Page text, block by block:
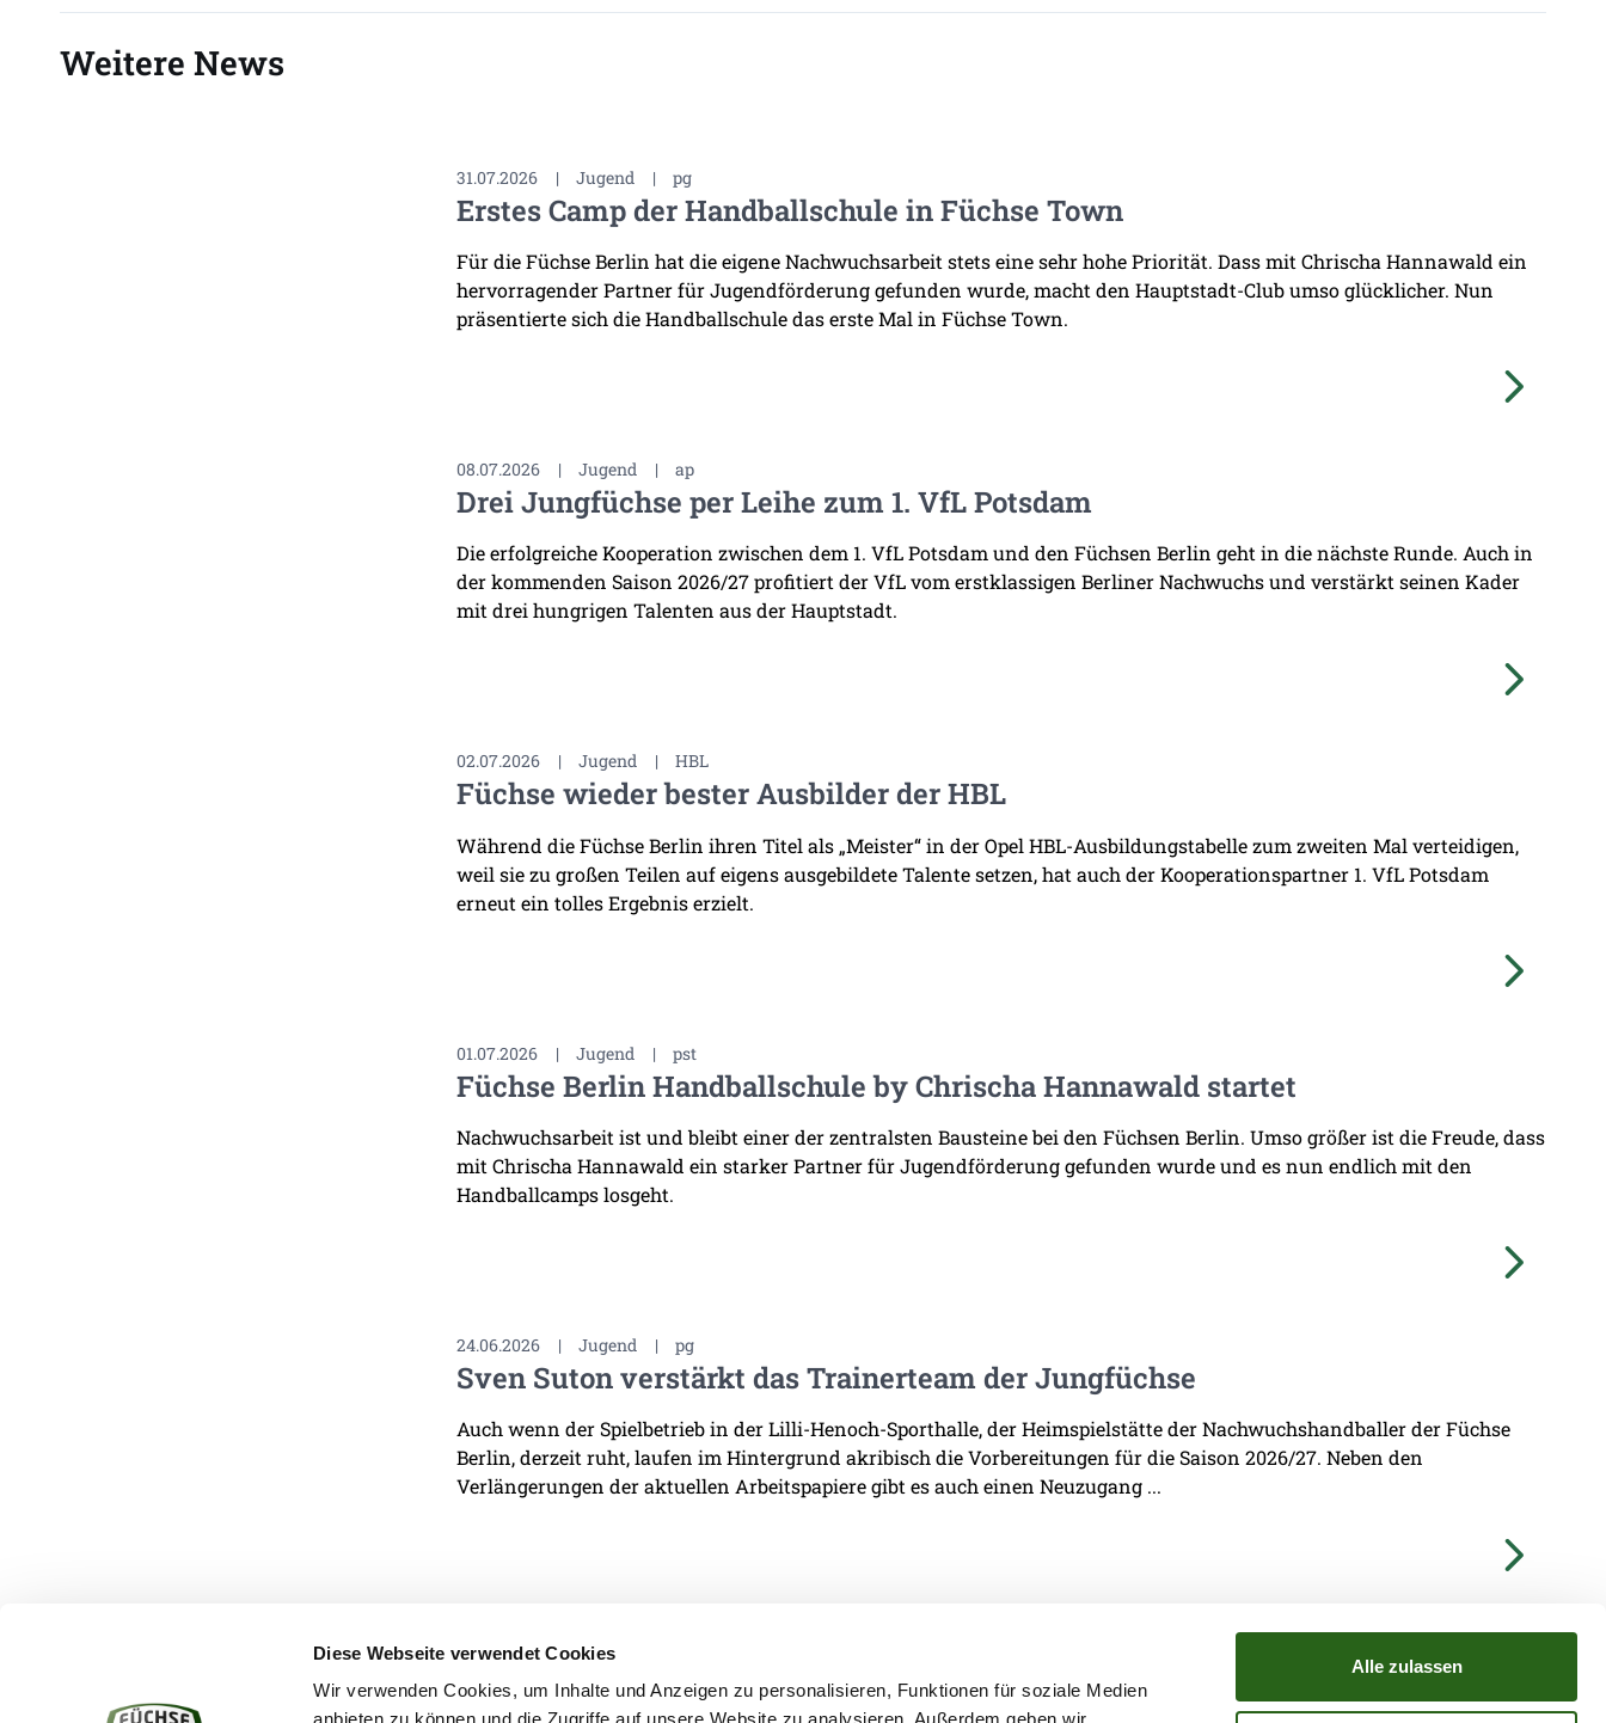
Diese Webseite verwendet Cookies
Wir verwenden Cookies, um Inhalte und Anzeigen zu personalisieren, Funktionen für soziale Medien
Alle zulassen
Weitere News
31.07.2026 | Jugend | pg
Erstes Camp der Handballschule in Füchse Town
Für die Füchse Berlin hat die eigene Nachwuchsarbeit stets eine sehr hohe Priorität. Dass mit Chrischa Hannawald ein
hervorragender Partner für Jugendförderung gefunden wurde, macht den Hauptstadt-Club umso glücklicher. Nun
präsentierte sich die Handballschule das erste Mal in Füchse Town.
08.07.2026 | Jugend | ap
Drei Jungfüchse per Leihe zum 1. VfL Potsdam
Die erfolgreiche Kooperation zwischen dem 1. VfL Potsdam und den Füchsen Berlin geht in die nächste Runde. Auch in
der kommenden Saison 2026/27 profitiert der VfL vom erstklassigen Berliner Nachwuchs und verstärkt seinen Kader
mit drei hungrigen Talenten aus der Hauptstadt.
02.07.2026 | Jugend | HBL
Füchse wieder bester Ausbilder der HBL
Während die Füchse Berlin ihren Titel als „Meister“ in der Opel HBL-Ausbildungstabelle zum zweiten Mal verteidigen,
weil sie zu großen Teilen auf eigens ausgebildete Talente setzen, hat auch der Kooperationspartner 1. VfL Potsdam
erneut ein tolles Ergebnis erzielt.
01.07.2026 | Jugend | pst
Füchse Berlin Handballschule by Chrischa Hannawald startet
Nachwuchsarbeit ist und bleibt einer der zentralsten Bausteine bei den Füchsen Berlin. Umso größer ist die Freude, dass
mit Chrischa Hannawald ein starker Partner für Jugendförderung gefunden wurde und es nun endlich mit den
Handballcamps losgeht.
24.06.2026 | Jugend | pg
Sven Suton verstärkt das Trainerteam der Jungfüchse
Auch wenn der Spielbetrieb in der Lilli-Henoch-Sporthalle, der Heimspielstätte der Nachwuchshandballer der Füchse
Berlin, derzeit ruht, laufen im Hintergrund akribisch die Vorbereitungen für die Saison 2026/27. Neben den
Verlängerungen der aktuellen Arbeitspapiere gibt es auch einen Neuzugang ...